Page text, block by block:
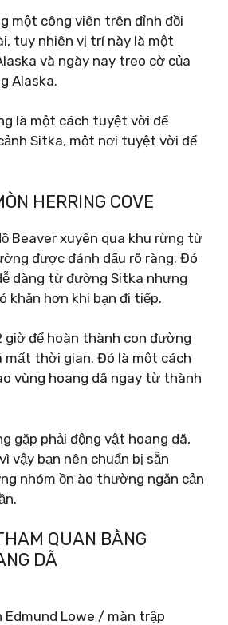
một công viên trên đỉnh đồi
tuy nhiên vị trí này là một
và ngày nay treo cờ của
Alaska.
là một cách tuyệt vời để
Sitka, một nơi tuyệt vời để
HERRING COVE
Beaver xuyên qua khu rừng từ
được đánh dấu rõ ràng. Đó
dàng từ đường Sitka nhưng
khăn hơn khi bạn đi tiếp.
giờ để hoàn thành con đường
thời gian. Đó là một cách
vùng hoang dã ngay từ thành
gặp phải động vật hoang dã,
vậy bạn nên chuẩn bị sẵn
nhóm ồn ào thường ngăn cản
QUAN BẰNG
DÃ
Edmund Lowe / màn trập